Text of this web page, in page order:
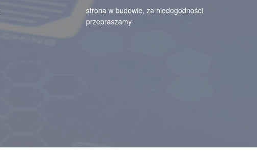
strona w budowie, za niedogodności
przepraszamy